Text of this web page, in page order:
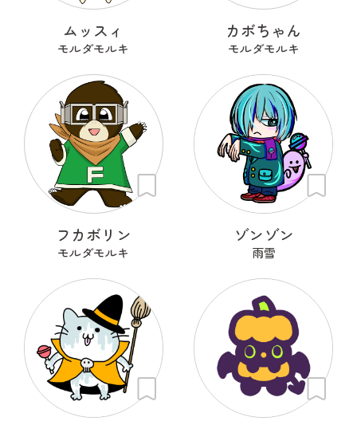
ムッスィ
モルダモルキ
カボちゃん
モルダモルキ
フカボリン
モルダモルキ
ゾンゾン
雨雪